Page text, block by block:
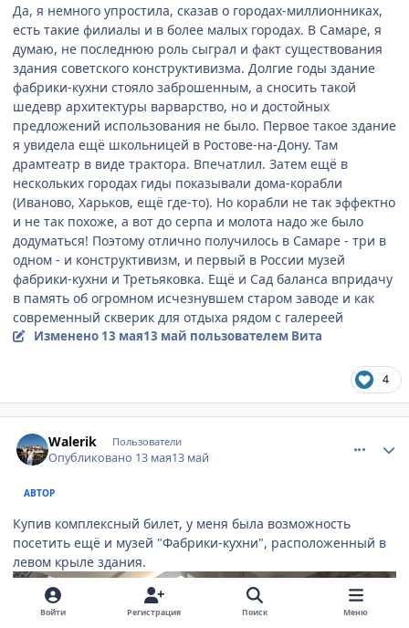
Да, я немного упростила, сказав о городах-миллионниках,
есть такие филиалы и в более малых городах. В Самаре, я
думаю, не последнюю роль сыграл и факт существования
здания советского конструктивизма. Долгие годы здание
фабрики-кухни стояло заброшенным, а сносить такой
шедевр архитектуры варварство, но и достойных
предложений использования не было. Первое такое здание
я увидела ещё школьницей в Ростове-на-Дону. Там
драмтеатр в виде трактора. Впечатлил. Затем ещё в
нескольких городах гиды показывали дома-корабли
(Иваново, Харьков, ещё где-то). Но корабли не так эффектно
и не так похоже, а вот до серпа и молота надо же было
додуматься! Поэтому отлично получилось в Самаре - три в
одном - и конструктивизм, и первый в России музей
фабрики-кухни и Третьяковка. Ещё и Сад баланса впридачу
в память об огромном исчезнувшем старом заводе и как
современный скверик для отдыха рядом с галереей
Изменено 13 мая13 май пользователем Вита
4
Walerik Пользователи
Опубликовано 13 мая13 май
АВТОР
Купив комплексный билет, у меня была возможность
посетить ещё и музей "Фабрики-кухни", расположенный в
левом крыле здания.
Войти Регистрация Поиск Меню